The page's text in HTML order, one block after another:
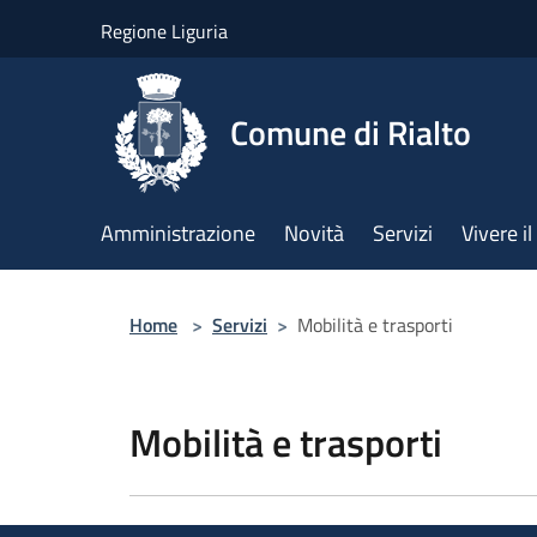
Regione Liguria
Comune di Rialto
Amministrazione Novità Servizi Vivere
Home > Servizi > Mobilità e trasporti
Mobilità e trasporti